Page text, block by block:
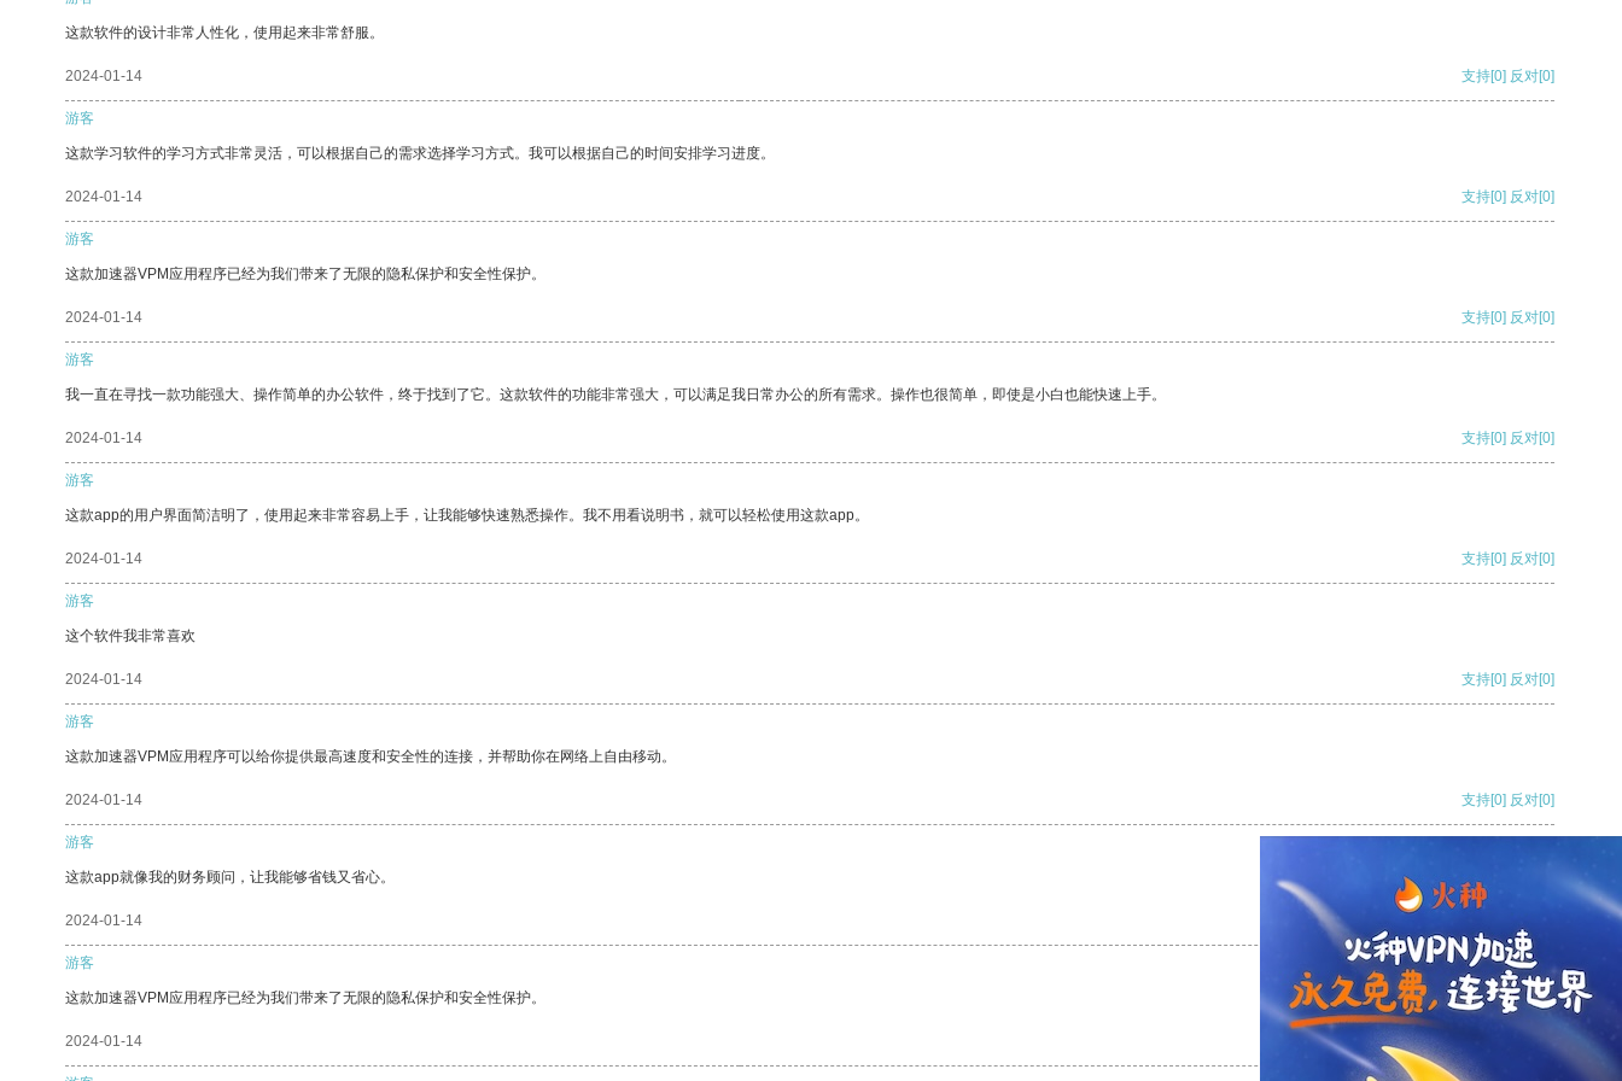
这款软件的设计非常人性化，使用起来非常舒服。
2024-01-14 支持[0] 反对[0]
游客
这款学习软件的学习方式非常灵活，可以根据自己的需求选择学习方式。我可以根据自己的时间安排学习进度。
2024-01-14 支持[0] 反对[0]
游客
这款加速器VPM应用程序已经为我们带来了无限的隐私保护和安全性保护。
2024-01-14 支持[0] 反对[0]
游客
我一直在寻找一款功能强大、操作简单的办公软件，终于找到了它。这款软件的功能非常强大，可以满足我日常办公的所有需求。操作也很简单，即使是小白也能快速上手。
2024-01-14 支持[0] 反对[0]
游客
这款app的用户界面简洁明了，使用起来非常容易上手，让我能够快速熟悉操作。我不用看说明书，就可以轻松使用这款app。
2024-01-14 支持[0] 反对[0]
游客
这个软件我非常喜欢
2024-01-14 支持[0] 反对[0]
游客
这款加速器VPM应用程序可以给你提供最高速度和安全性的连接，并帮助你在网络上自由移动。
2024-01-14 支持[0] 反对[0]
游客
这款app就像我的财务顾问，让我能够省钱又省心。
2024-01-14
游客
这款加速器VPM应用程序已经为我们带来了无限的隐私保护和安全性保护。
2024-01-14 反对